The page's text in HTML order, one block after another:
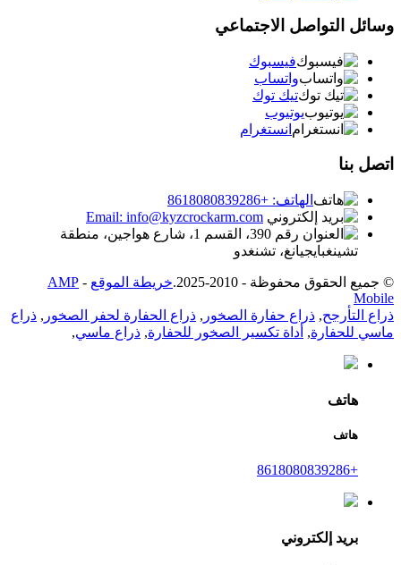
وسائل التواصل الاجتماعي
فيسبوك
واتساب
تيك توك
يوتيوب
انستغرام
اتصل بنا
الهاتف: +8618080839286
Email: info@kyzcrockarm.com
رقم 390، القسم 1، شارع هواجين، منطقة
تشينغبايجيانغ، تشنغدو
© جميع الحقوق محفوظة - 2010-2025. خريطة الموقع -
AMP
Mobile
ذراع التأرجح, ذراع حفارة الصخور , ذراع الحفارة لحفر الصخور , ذراع
ماسي للحفارة, أداة تكسير الصخور للحفارة, ذراع ماسي,
هاتف
هاتف
+8618080839286
بريد إلكتروني